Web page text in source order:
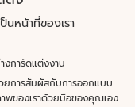
นหน้าที่ของเรา
งการ์ดแต่งงาน
ยการสัมผัสกับการออกแบบ
พของเราด้วยมือของคุณเอง